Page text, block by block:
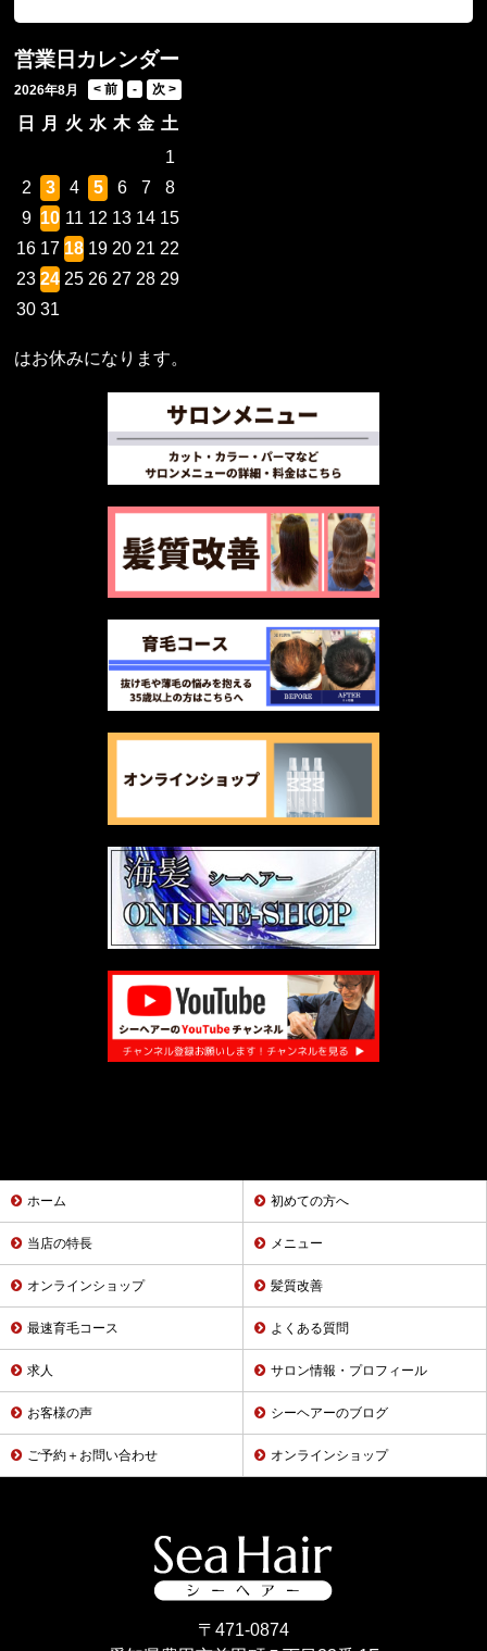
営業日カレンダー
2026年8月
日 月 火 水 木 金 土
1
2
3 4 5 6 7
8
9 10 11 12 13 14 15
16 17 18 19 20 21 22
23 24 25 26 27 28 29
30 31
はお休みになります。
ホーム 初めての方へ
当店の特長 メニュー
オンラインショップ 髪質改善
最速育毛コース よくある質問
求人 サロン情報・プロフィール
お客様の声 シーヘアーのブログ
ご予約＋お問い合わせ オンラインショップ
〒471-0874